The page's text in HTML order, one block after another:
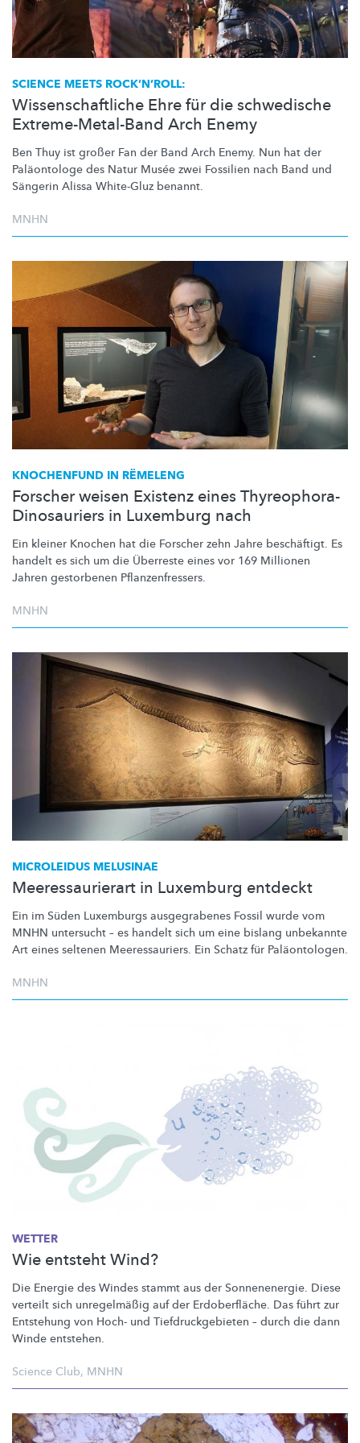
SCIENCE MEETS ROCK’N’ROLL:
Wissenschaftliche Ehre für die schwedische
Extreme-Metal-Band Arch Enemy
Ben Thuy ist großer Fan der Band Arch Enemy. Nun hat der
Paläontologe des Natur Musée zwei Fossilien nach Band und
Sängerin Alissa White-Gluz benannt.
MNHN
KNOCHENFUND IN RËMELENG
Forscher weisen Existenz eines Thyreophora-
Dinosauriers in Luxemburg nach
Ein kleiner Knochen hat die Forscher zehn Jahre beschäftigt. Es
handelt es sich um die Überreste eines vor 169 Millionen
Jahren gestorbenen Pflanzenfressers.
MNHN
MICROLEIDUS MELUSINAE
Meeressaurierart in Luxemburg entdeckt
Ein im Süden Luxemburgs ausgegrabenes Fossil wurde vom
MNHN untersucht – es handelt sich um eine bislang unbekannte
Art eines seltenen Meeressauriers. Ein Schatz für Paläontologen.
MNHN
WETTER
Wie entsteht Wind?
Die Energie des Windes stammt aus der Sonnenenergie. Diese
verteilt sich unregelmäßig auf der Erdoberfläche. Das führt zur
Entstehung von Hoch- und Tiefdruckgebieten – durch die dann
Winde entstehen.
Science Club, MNHN